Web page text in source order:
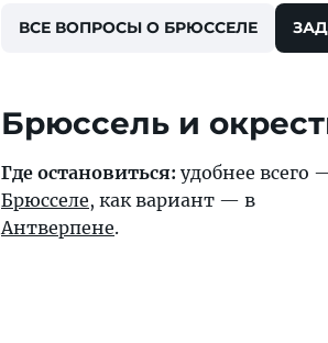
ВСЕ ВОПРОСЫ О БРЮССЕЛЕ
Брюссель и
Где остановиться: удобнее всего
Брюсселе, как вариант — в
Антверпене.